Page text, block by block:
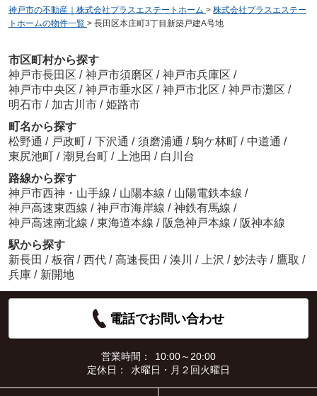
神戸市の不動産｜株式会社プラスエステートホーム > 株式会社プラスエステー
トホームの物件一覧 > 長田区本庄町3丁目新築戸建A号地
市区町村から探す
神戸市長田区 / 神戸市須磨区 / 神戸市兵庫区 /
神戸市中央区 / 神戸市垂水区 / 神戸市北区 / 神戸市灘区 /
明石市 / 加古川市 / 姫路市
町名から探す
松野通 / 戸政町 / 下沢通 / 須磨浦通 / 駒ケ林町 / 中道通 /
東尻池町 / 潮見台町 / 上池田 / 白川台
路線から探す
神戸市西神・山手線 / 山陽本線 / 山陽電鉄本線 /
神戸高速東西線 / 神戸市海岸線 / 神鉄有馬線 /
神戸高速南北線 / 東海道本線 / 阪急神戸本線 / 阪神本線
駅から探す
新長田 / 板宿 / 西代 / 高速長田 / 湊川 / 上沢 / 妙法寺 / 鷹取 /
兵庫 / 新開地
電話でお問い合わせ
営業時間：
10:00～20:00
定休日：
水曜日・月２回火曜日